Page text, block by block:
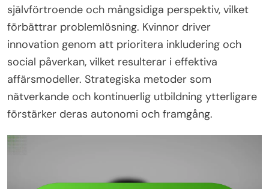
självförtroende och mångsidiga perspektiv, vilket
förbättrar problemlösning. Kvinnor driver
innovation genom att prioritera inkludering och
social påverkan, vilket resulterar i effektiva
affärsmodeller. Strategiska metoder som
nätverkande och kontinuerlig utbildning ytterligare
förstärker deras autonomi och framgång.